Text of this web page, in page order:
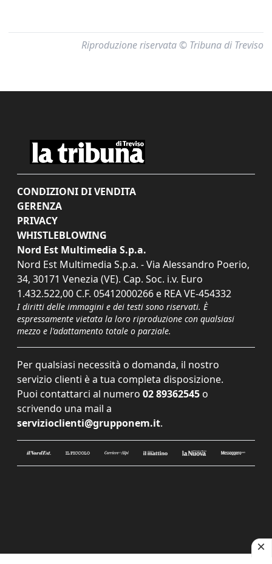
Riproduzione riservata © Tribuna di Treviso
CONDIZIONI DI VENDITA
GERENZA
PRIVACY
WHISTLEBLOWING
Nord Est Multimedia S.p.a.
Nord Est Multimedia S.p.a. - Via Alessandro Poerio,
34, 30171 Venezia (VE). Cap. Soc. i.v. Euro
1.432.522,00 C.F. 05412000266 e REA VE-454332
I diritti delle immagini e dei testi sono riservati. È
espressamente vietata la loro riproduzione con qualsiasi
mezzo e l'adattamento totale o parziale.
Per qualsiasi necessità o domanda, il nostro
servizio clienti è a tua completa disposizione.
Puoi contattarci al numero 02 89362545 o
scrivendo una mail a
servizioclienti@grupponem.it.